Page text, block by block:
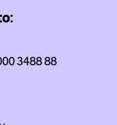
3488 88